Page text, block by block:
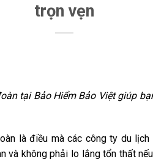
trọn vẹn
tại Bảo Hiểm Bảo Việt giúp
là điều mà các công ty du
và không phải lo lắng tổn thất